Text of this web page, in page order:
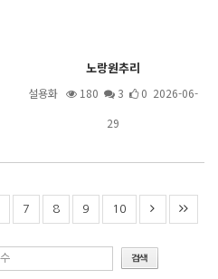
노랑원추리
설용화 180 3
0 2026-06-
29
7 8 9 10